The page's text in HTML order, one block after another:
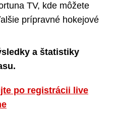
TV, kde môžete
prípravné hokejové
a štatistiky
po registrácii live